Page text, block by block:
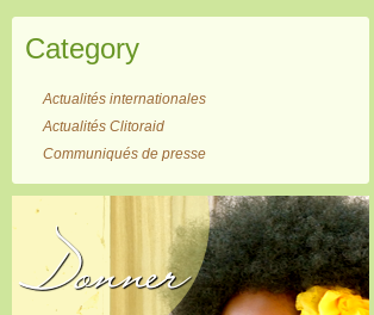
Category
Actualités internationales
Actualités Clitoraid
Communiqués de presse
Donner